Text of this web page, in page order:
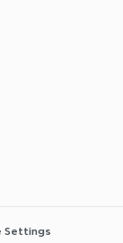
Settings